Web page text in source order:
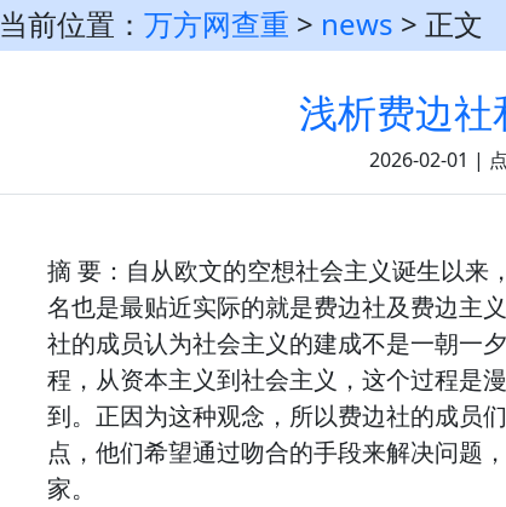
当前位置： 万方网查重 > news > 正文
浅析费边社
2026-02-01 | 点
摘 要：自从欧文的空想社会主义诞生以来
名也是最贴近实际的就是费边社及费边主
社的成员认为社会主义的建成不是一朝一
程，从资本主义到社会主义，这个过程是
到。正因为这种观念，所以费边社的成员
点，他们希望通过吻合的手段来解决问题
家。